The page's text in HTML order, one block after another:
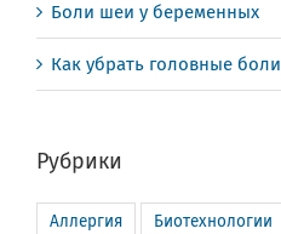
Боли шеи у беременных
Как убрать головные боли
Рубрики
Аллергия Биотехнологии